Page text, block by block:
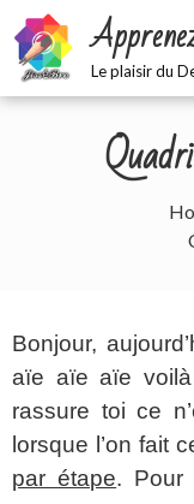
Skip
to
content
Le plaisir du
Bonjour,
aïe aïe aïe
rassure toi ce
lorsque l’on fait
par étape. Pour